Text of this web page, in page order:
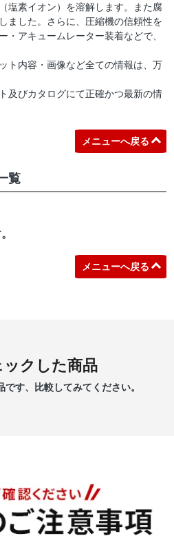
塩素イオン）を溶解します。また腐
ました。さらに、圧縮機の信頼性を
・アキュームレーター装着などで、
ト内容・画像など全ての情報は、万
及びカタログにて正確かつ最新の情
メニューへ戻る
覧
メニューへ戻る
ックした商品
す、比較してみてください。